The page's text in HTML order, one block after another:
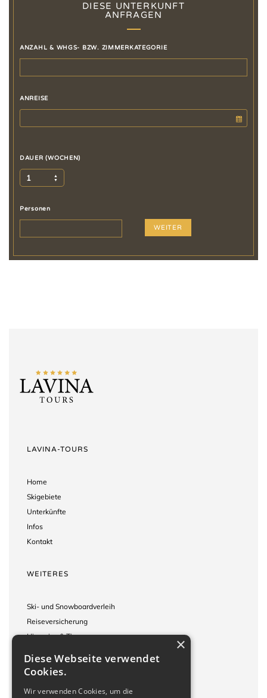
DIESE UNTERKUNFT
ANFRAGEN
ANZAHL & WHGS- BZW. ZIMMERKATEGORIE
ANREISE
DAUER (WOCHEN)
1
Personen
WEITER
LAVINA-TOURS
Home
Skigebiete
Unterkünfte
Infos
Kontakt
WEITERES
Ski- und Snowboardverleih
Reiseversicherung
Hinweise & Tipps
Impressum
×
Diese Webseite verwendet
Cookies.
Wir verwenden Cookies, um die